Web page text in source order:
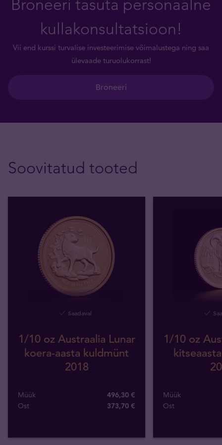
Broneeri tasuta personaalne
kullakonsultatsioon!
Vii end kurssi turvalise investeerimise võimalustega ning saa
ülevaade turuolukorrast!
Broneeri
Soovitatud tooted
Saadaval
1/10 oz Austraalia Lunar
koera-aasta kuldmünt
2018
Müük
496,30 €
Ost
373,70 €
1/10 oz
Müük
Ost